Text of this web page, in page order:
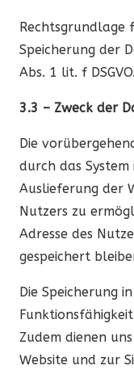
Rechtsgrundlage
Speicherung der
Abs. 1 lit. f DSGVO.
3.3 – Zweck der
Die
durch das
Auslieferung der
Nutzers zu
Adresse des
gespeichert
Die Speicherung
Zudem dienen
Website und zur